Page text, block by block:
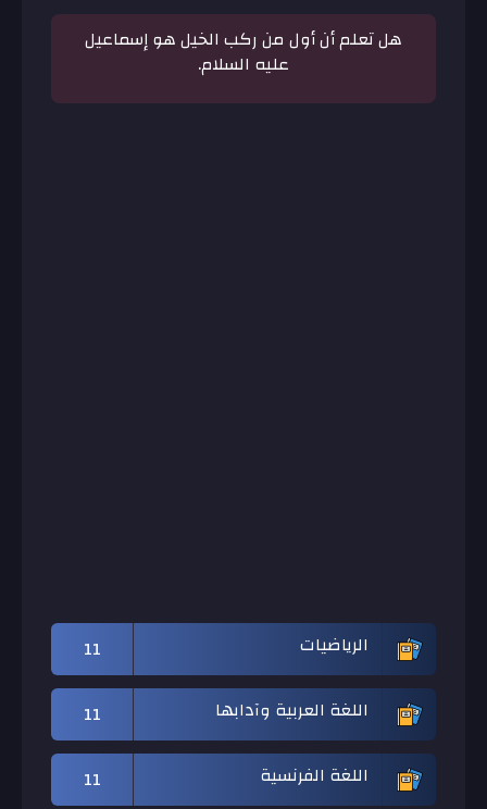
هل تعلم أن أول من ركب الخيل هو إسماعيل
عليه السلام.
الرياضيات
11
اللغة العربية وآدابها
11
اللغة الفرنسية
11